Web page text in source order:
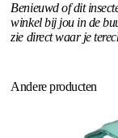
Benieuwd of dit
winkel bij jou in de
zie direct waar je
Andere producten